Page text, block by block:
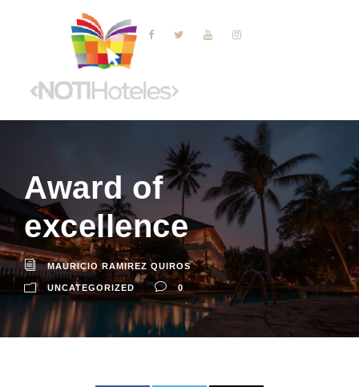
Award of
excellence
MAURICIO RAMIREZ QUIROS
UNCATEGORIZED 0